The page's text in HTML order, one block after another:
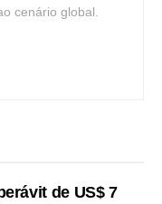
cenário global.
de US$ 7